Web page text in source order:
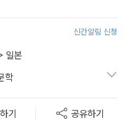
신간알림 신청
일본
학
기 공유하기